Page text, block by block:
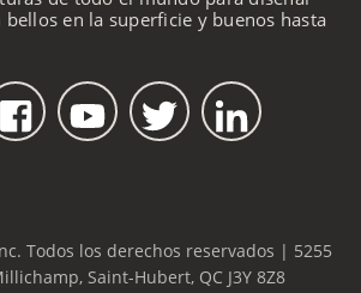
en la superficie y buenos hasta
Todos los derechos reservados | 5255
Saint-Hubert, QC J3Y 8Z8